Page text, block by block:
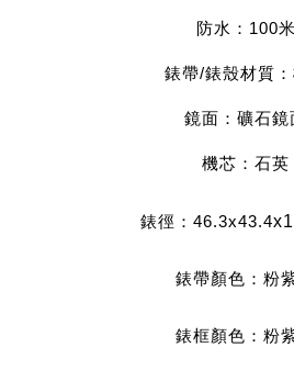
防水 ：100米
錶帶/錶殼材質
鏡面：礦石鏡
機芯：石英
錶徑：46.3x43.4
錶帶顏色：粉
錶框顏色：粉